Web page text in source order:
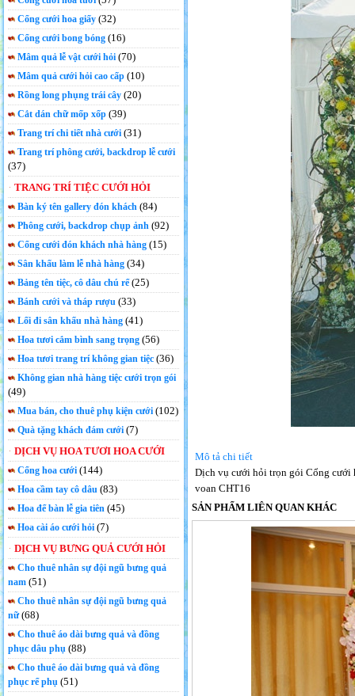
Cổng cưới hoa giấy (32)
Cổng cưới bong bóng (16)
Mâm quả lễ vật cưới hỏi (70)
Mâm quả cưới hỏi cao cấp (10)
Rồng long phụng trái cây (20)
Cắt dán chữ mốp xốp (39)
Trang trí chi tiết nhà cưới (31)
Trang trí phông cưới, backdrop lễ cưới
(37)
TRANG TRÍ TIỆC CƯỚI HỎI
Bàn ký tên gallery đón khách (84)
Phông cưới, backdrop chụp ảnh (92)
Cổng cưới đón khách nhà hàng (15)
Sân khấu làm lễ nhà hàng (34)
Bảng tên tiệc, cô dâu chú rể(25)
Bánh cưới và tháp rượu (33)
Lối đi sân khấu nhà hàng (41)
Hoa tươi cắm bình sang trọng (56)
Hoa tươi trang trí không gian tiệc (36)
Không gian nhà hàng tiệc cưới trọn gói
(49)
Mua bán, cho thuê phụ kiện cưới (102)
Quà tặng khách đám cưới (7)
DỊCH VỤ HOA TƯƠI HOA CƯỚI
Cổng hoa cưới (144)
Hoa cầm tay cô dâu(83)
Hoa để bàn lễ gia tiên (45)
Hoa cài áo cưới hỏi (7)
DỊCH VỤ BƯNG QUẢ CƯỚI HỎI
Cho thuê nhân sự đội ngũ bưng quả
nam (51)
Cho thuê nhân sự đội ngũ bưng quả
nữ(68)
Cho thuê áo dài bưng quả và đồng
phục dâu phụ (88)
Cho thuê áo dài bưng quả và đồng
phục rể phụ (51)
Mô tả chi tiết
Dịch vụ cưới hỏi trọn gói Cổng cưới
voan CHT16
SẢN PHẨM LIÊN QUAN KHÁC